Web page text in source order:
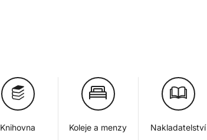
Knihovna Koleje a menzy Nakladatelství